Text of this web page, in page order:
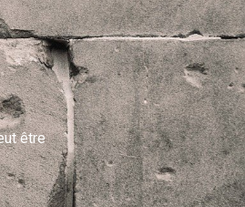
être